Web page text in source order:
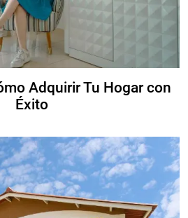
Adquirir Tu Hogar con
Éxito